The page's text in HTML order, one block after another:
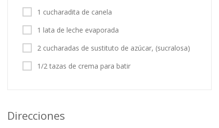
1 cucharadita de canela
1 lata de leche evaporada
2 cucharadas de sustituto de azúcar, (sucralosa)
1/2 tazas de crema para batir
Direcciones